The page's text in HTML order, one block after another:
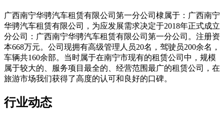
广西南宁华骋汽车租赁有限公司第一分公司棣属于：广西南宁
华骋汽车租赁有限公司，为应发展需求决定于2018年正式成立
分公司：广西南宁华骋汽车租赁有限公司第一分公司。注册资
本668万元。公司现拥有高级管理人员20名，驾驶员200余名，
车辆共160余部。当时属于在南宁市现有的租赁公司中，规模
属于较大的、服务项目最全的、经营范围最广的租赁公司，在
旅游市场我们获得了高度的认可和良好的口碑。
行业动态